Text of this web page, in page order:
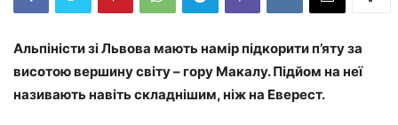
Альпіністи зі Львова мають намір підкорити п’яту за
висотою вершину світу – гору Макалу. Підйом на неї
називають навіть складнішим, ніж на Еверест.